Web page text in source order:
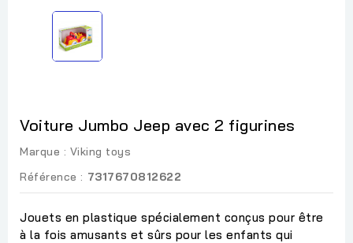
Voiture Jumbo Jeep avec 2 figurines
Marque : Viking toys
Référence : 7317670812622
Jouets en plastique spécialement conçus pour être
à la fois amusants et sûrs pour les enfants qui